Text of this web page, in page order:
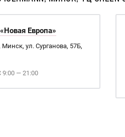
Европа»
Минск, ул. Сурганова, 57Б,
— 21:00